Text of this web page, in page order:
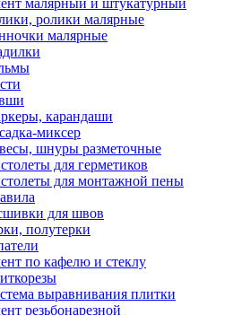
малярный и штукатурный
ролики малярные
малярные
карандаши
миксер
шнуры разметочные
для герметиков
для монтажной пены
для швов
полутерки
по кафелю и стеклу
выравнивания плитки
резьбонарезной